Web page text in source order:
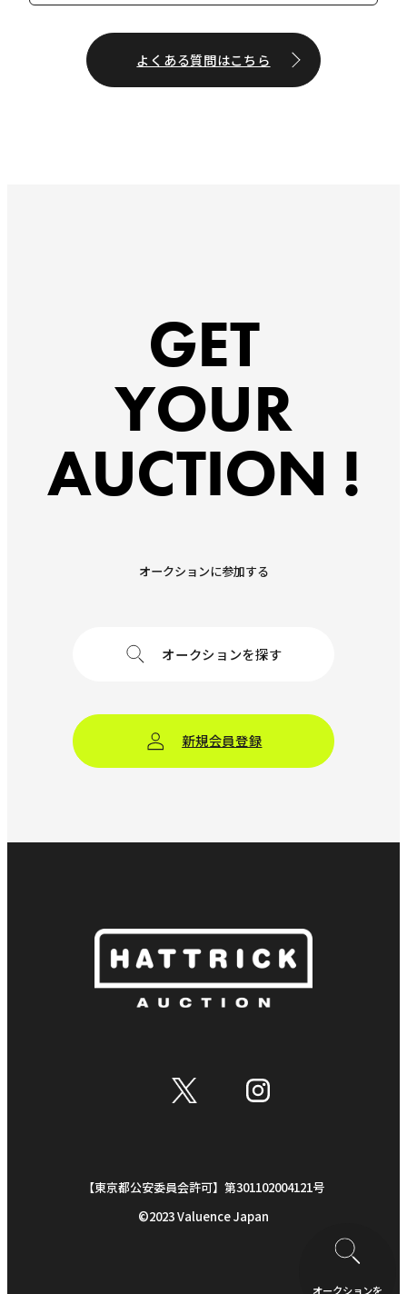
よくある質問はこちら
GET
YOUR
AUCTION !
オークションに参加する
オークションを探す
新規会員登録
【東京都公安委員会許可】第301102004121号
©︎2023 Valuence Japan
オークションを